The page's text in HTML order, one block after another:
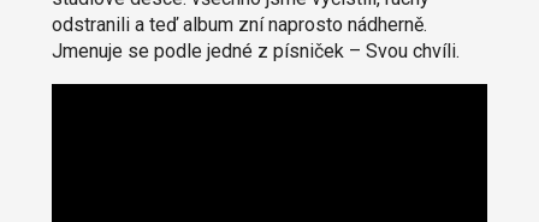
odstranili a teď album zní naprosto nádherně.
Jmenuje se podle jedné z písniček – Svou chvíli.